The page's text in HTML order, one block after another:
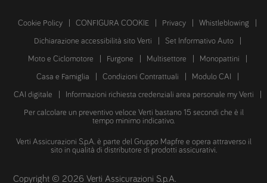
Cookie Policy CONFIGURA COOKIE Privacy Whistleblowing
Dichiarazione accessibilità sito Verti Set Informativo Auto
Moto e Ciclomotore Furgone Multisettore Monopattini
Casa e Famiglia Condizioni Contrattuali Modulo CAI
CAI digitale Informazioni richiesta credenziali area personale my Verti
Per calcolare un preventivo veloce Verti bastano 15 secondi che è il
tempo minimo indicativo.
Verti Assicurazioni S.p.A. è parte del Gruppo Mapfre e opera attraverso il
sito in qualità di distributore di prodotti assicurativi.
Copyright © 2026 Verti Assicurazioni S.p.A.